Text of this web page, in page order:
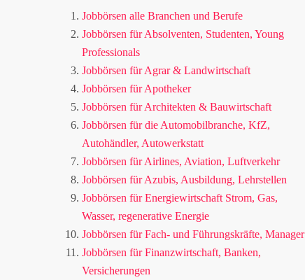
Jobbörsen alle Branchen und Berufe
Jobbörsen für Absolventen, Studenten, Young
Professionals
Jobbörsen für Agrar & Landwirtschaft
Jobbörsen für Apotheker
Jobbörsen für Architekten & Bauwirtschaft
Jobbörsen für die Automobilbranche, KfZ,
Autohändler, Autowerkstatt
Jobbörsen für Airlines, Aviation, Luftverkehr
Jobbörsen für Azubis, Ausbildung, Lehrstellen
Jobbörsen für Energiewirtschaft Strom, Gas,
Wasser, regenerative Energie
Jobbörsen für Fach- und Führungskräfte, Manager
Jobbörsen für Finanzwirtschaft, Banken,
Versicherungen